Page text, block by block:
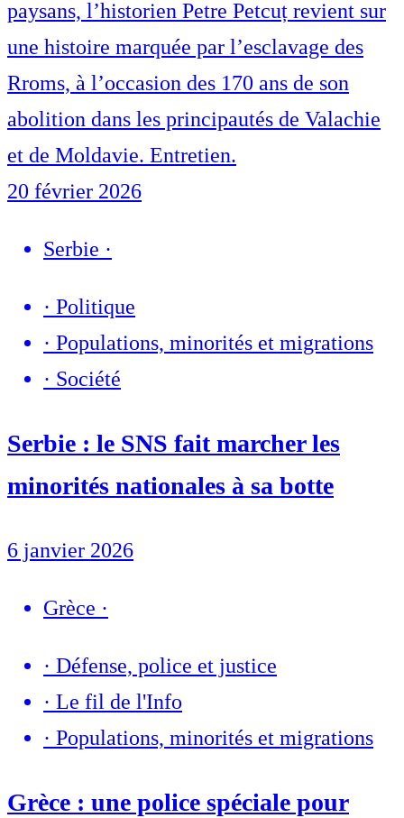
paysans, l’historien Petre Petcuț revient sur
une histoire marquée par l’esclavage des
Rroms, à l’occasion des 170 ans de son
abolition dans les principautés de Valachie
et de Moldavie. Entretien.
20 février 2026
Serbie ·
· Politique
· Populations, minorités et migrations
· Société
Serbie : le SNS fait marcher les
minorités nationales à sa botte
6 janvier 2026
Grèce ·
· Défense, police et justice
· Le fil de l'Info
· Populations, minorités et migrations
Grèce : une police spéciale pour